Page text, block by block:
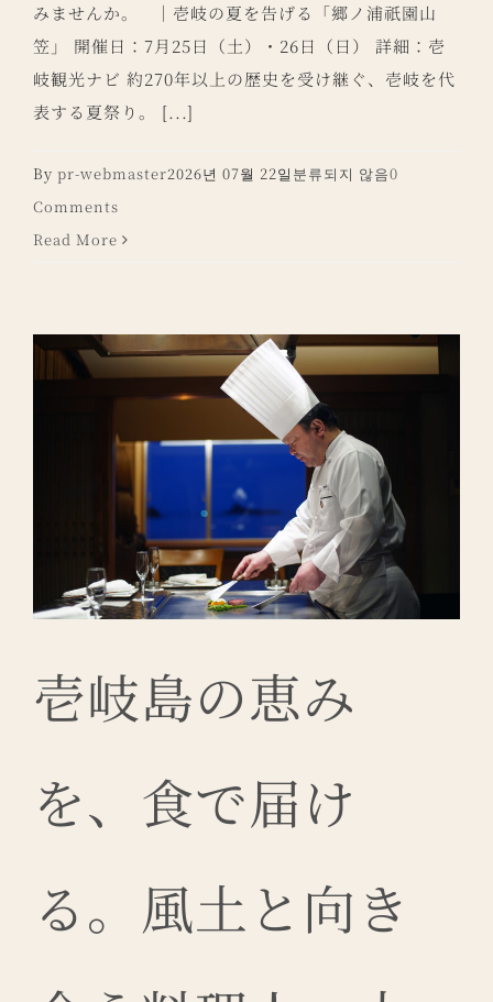
みませんか。 ｜壱岐の夏を告げる「郷ノ浦祇園山
笠」 開催日：7月25日（土）・26日（日） 詳細：壱
岐観光ナビ 約270年以上の歴史を受け継ぐ、壱岐を代
表する夏祭り。 [...]
By pr-webmaster2026년 07월 22일 분류되지 않음0
Comments
Read More
壱岐島の恵み
を、食で届け
る。風土と向き